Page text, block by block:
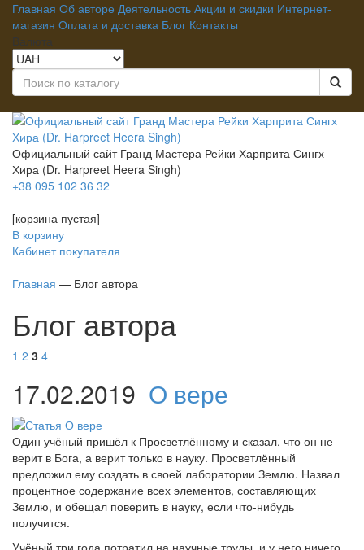
Главная Об авторе Деятельность Акции и скидки Интернет-
магазин Оплата и доставка Блог Контакты
Валюта
Официальный сайт Гранд Мастера Рейки Харприта Сингх
Хира (Dr. Harpreet Heera Singh)
+38 095 102 36 32
[корзина пустая]
В корзину
Кабинет покупателя
Главная — Блог автора
Блог автора
1 2 3 4
17.02.2019 О вере
Один учёный пришёл к Просветлённому и сказал, что он не
верит в Бога, а верит только в науку. Просветлённый
предложил ему создать в своей лаборатории Землю. Назвал
процентное содержание всех элементов, составляющих
Землю, и обещал поверить в науку, если что-нибудь
получится.